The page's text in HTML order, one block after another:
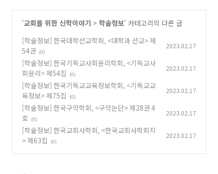
'교회를 위한 신학이야기 > 학술정보' 카테고리의 다른 글
[학술정보] 한국대학선교학회, <대학과 선교> 제
54권
(0)
2023.02.17
[학술정보] 한국기독교사회윤리학회, <기독교사
회윤리> 제54집
(0)
2023.02.17
[학술정보] 한국기독교교육정보학회, <기독교교
육정보> 제75집
(0)
2023.02.17
[학술정보] 한국구약학회, <구약논단> 제28권 4
호
(0)
2023.02.17
[학술정보] 한국교회사학회, <한국교회사학회지
> 제63집
(0)
2023.02.17